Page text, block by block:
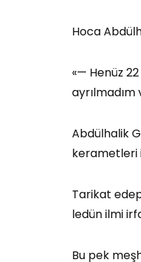
Hoca
«— Henüz
Abdülhalik
kerametleri
Tarikat
ledün ilmi
Bu pek